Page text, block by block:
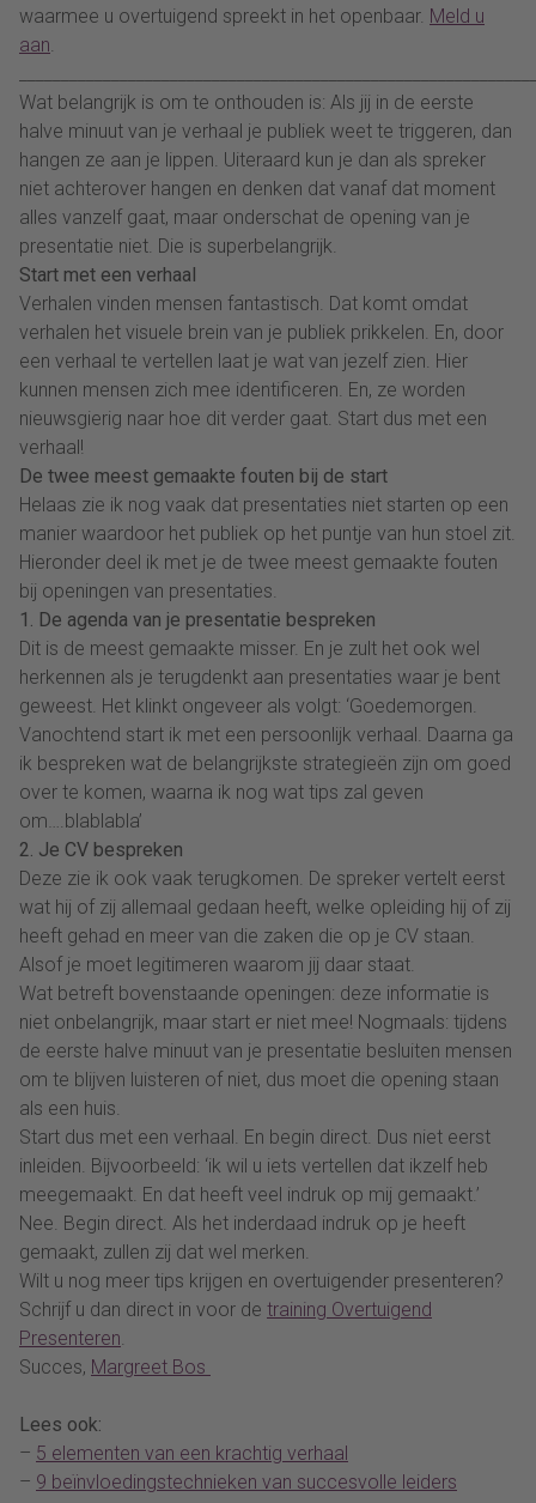
waarmee u overtuigend spreekt in het openbaar. Meld u
aan
Wat belangrijk is om te onthouden is: Als jij in de eerste
halve minuut van je verhaal je publiek weet te triggeren, dan
hangen ze aan je lippen. Uiteraard kun je dan als spreker
niet achterover hangen en denken dat vanaf dat moment
alles vanzelf gaat, maar onderschat de opening van je
presentatie niet. Die is superbelangrijk.
Start met een verhaal
Verhalen vinden mensen fantastisch. Dat komt omdat
verhalen het visuele brein van je publiek prikkelen. En, door
een verhaal te vertellen laat je wat van jezelf zien. Hier
kunnen mensen zich mee identificeren. En, ze worden
nieuwsgierig naar hoe dit verder gaat. Start dus met een
verhaal!
De twee meest gemaakte fouten bij de start
Helaas zie ik nog vaak dat presentaties niet starten op een
manier waardoor het publiek op het puntje van hun stoel zit.
Hieronder deel ik met je de twee meest gemaakte fouten
bij openingen van presentaties.
1. De agenda van je presentatie bespreken
Dit is de meest gemaakte misser. En je zult het ook wel
herkennen als je terugdenkt aan presentaties waar je bent
geweest. Het klinkt ongeveer als volgt: ‘Goedemorgen.
Vanochtend start ik met een persoonlijk verhaal. Daarna ga
ik bespreken wat de belangrijkste strategieën zijn om goed
over te komen, waarna ik nog wat tips zal geven
om….blablabla’
2. Je CV bespreken
Deze zie ik ook vaak terugkomen. De spreker vertelt eerst
wat hij of zij allemaal gedaan heeft, welke opleiding hij of zij
heeft gehad en meer van die zaken die op je CV staan.
Alsof je moet legitimeren waarom jij daar staat.
Wat betreft bovenstaande openingen: deze informatie is
niet onbelangrijk, maar start er niet mee! Nogmaals: tijdens
de eerste halve minuut van je presentatie besluiten mensen
om te blijven luisteren of niet, dus moet die opening staan
als een huis.
Start dus met een verhaal. En begin direct. Dus niet eerst
inleiden. Bijvoorbeeld: ‘ik wil u iets vertellen dat ikzelf heb
meegemaakt. En dat heeft veel indruk op mij gemaakt.’
Nee. Begin direct. Als het inderdaad indruk op je heeft
gemaakt, zullen zij dat wel merken.
Wilt u nog meer tips krijgen en overtuigender presenteren?
Schrijf u dan direct in voor de training Overtuigend
Presenteren
Succes, Margreet Bos
Lees ook:
– 5 elementen van een krachtig verhaal
– 9 beïnvloedingstechnieken van succesvolle leiders